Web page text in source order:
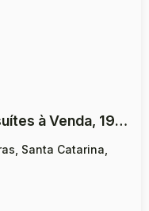
Apartamento com 3 suítes à Venda, 196,38m² por R$ 4.499.000,00 Centro - Balneário Piçarras
Santa Catarina,